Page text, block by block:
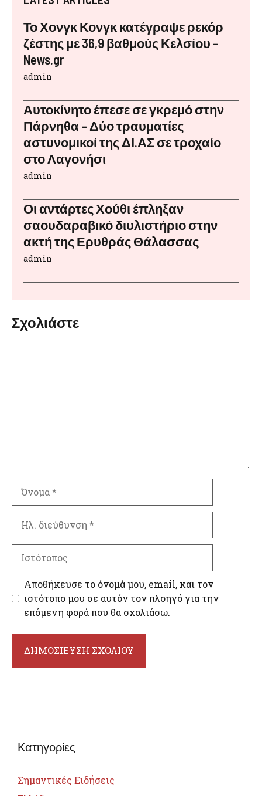
Το Χονγκ Κονγκ κατέγραψε ρεκόρ
ζέστης με 36,9 βαθμούς Κελσίου –
News.gr
admin
Αυτοκίνητο έπεσε σε γκρεμό στην
Πάρνηθα – Δύο τραυματίες
αστυνομικοί της ΔΙ.ΑΣ σε τροχαίο
στο Λαγονήσι
admin
Οι αντάρτες Χούθι έπληξαν
σαουδαραβικό διυλιστήριο στην
ακτή της Ερυθράς Θάλασσας
admin
Σχολιάστε
διεύθυνση
Αποθήκευσε το όνομά μου, email, και τον
ιστότοπο μου σε αυτόν τον πλοηγό για την
επόμενη φορά που θα σχολιάσω.
Κατηγορίες
Σημαντικές Ειδήσεις